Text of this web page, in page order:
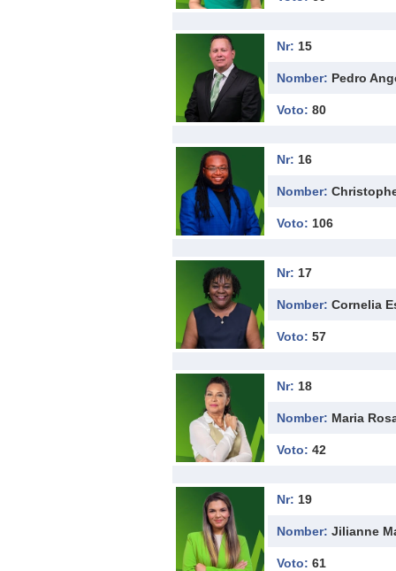
Nr: 15
Nomber: Pedro
Voto: 80
Nr: 16
Nomber:
Voto: 106
Nr: 17
Nomber: Cornelia
Voto: 57
Nr: 18
Nomber: Maria
Voto: 42
Nr: 19
Nomber: Jilianne
Voto: 61